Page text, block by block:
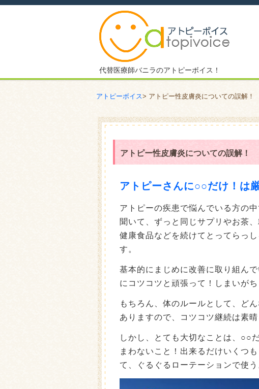
代替医療師バニラのアトピーボイス！
アトピーボイス> アトピー性皮膚炎についての誤解！
アトピー性皮膚炎についての誤解！
アトピーさんに○○だけ！は
アトピーの疾患で悩んでいる方の
聞いて、ずっと同じサプリやお茶
健康食品などを続けてとってらっ
す。
基本的にまじめに改善に取り組ん
にコツコツと頑張って！しまいがち
もちろん、体のルールとして、ど
ありますので、コツコツ継続は素晴
しかし、とても大切なことは、○○
まわないこと！出来るだけいくつ
て、ぐるぐるローテーションで使